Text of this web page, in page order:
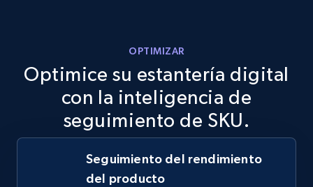
TikTok Shop
URL, Title, Available, Description, Currency, Initial
price, Final price, Discount percent, and more.
OPTIMIZAR
Optimice su estantería digital
con la inteligencia de
seguimiento de SKU.
Seguimiento del rendimiento
del producto